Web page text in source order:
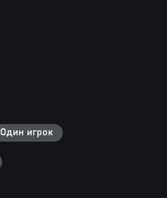
Один игрок